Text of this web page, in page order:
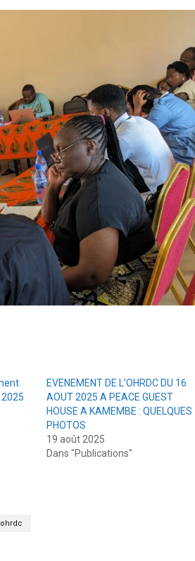
2025
EVENEMENT DE L’OHRDC DU 16
AOUT 2025 A PEACE GUEST
HOUSE A KAMEMBE : QUELQUES
PHOTOS
19 août 2025
Dans "Publications"